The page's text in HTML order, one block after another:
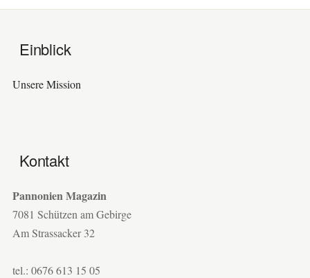
Einblick
Unsere Mission
Kontakt
Pannonien Magazin
7081 Schützen am Gebirge
Am Strassacker 32
tel.: 0676 613 15 05